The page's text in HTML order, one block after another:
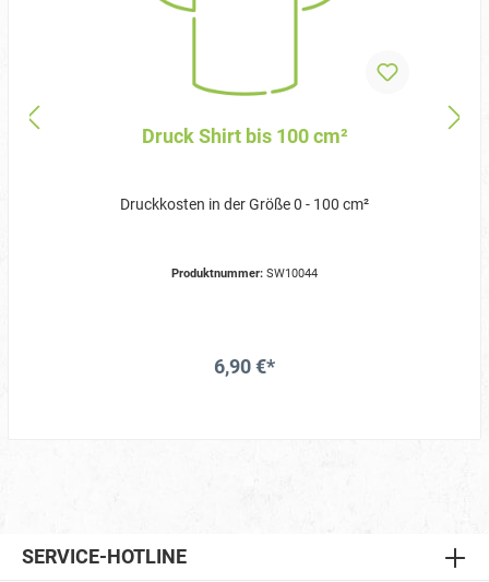
Druck Shirt bis 100 cm²
Druckkosten in der Größe 0 - 100 cm²
Produktnummer: SW10044
6,90 €*
SERVICE-HOTLINE